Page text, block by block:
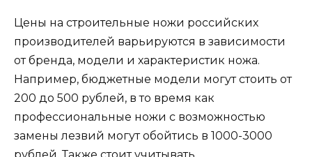
Цены на строительные ножи российских
производителей варьируются в зависимости
от бренда, модели и характеристик ножа.
Например, бюджетные модели могут стоить от
200 до 500 рублей, в то время как
профессиональные ножи с возможностью
замены лезвий могут обойтись в 1000-3000
рублей. Также стоит учитывать